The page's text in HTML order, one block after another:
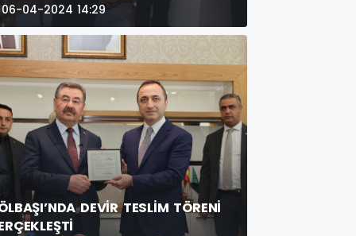
06-04-2024 14:29
DEVİR TESLİM TÖRENİ